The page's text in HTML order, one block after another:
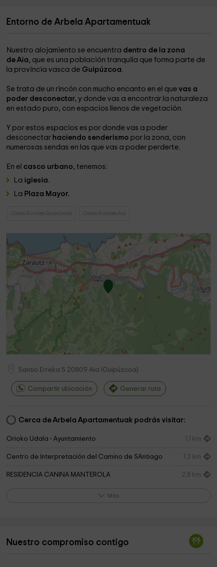
Senderismo en el Parque Natural de Pagoeta y el pueblo de
costa de Gipuzkoa. Visitar Donostia - San Sebastián
situada a 20 Kms. y Zarautz a 15 Kms. Gastronomia, playas,
surf, cicloturismo, montañismo, birding.
Entorno de Arbela Apartamentuak
Nuestro alojamiento se encuentra dentro de la zona
de Aia, que es una población tranquila que forma parte de
la provincia vasca de Guipúzcoa.
Se trata de un rincón con mucho encanto en el quevas a
poder desconectar, y donde vas a encontrar la naturaleza
en estado puro, con espacios llenos de vegetación.
Y por estos espacios es por donde vas a poder
desconectar haciendo senderismo por la zona, con
numerosas sendas en las que vas a poder perderte.
En el casco urbano, tenemos:
La iglesia.
La Plaza Mayor.
Casas Rurales Guipúzcoa Casas Rurales Aia
Santio Erreka 5 20809Aia (Guipúzcoa)
Compartir ubicación Generar ruta
Cerca de Arbela Apartamentuak podrás visitar:
Orioko Udala - Ayuntamiento 1,1 km
Centro de Interpretación del Camino de SAntiago 1,2 km
RESIDENCIA CANINA MANTEROLA 2,8 km
Iturraran parketxea Pagoeta parke naturala
Usurbil 3,7 km
Más
Nuestro compromiso contigo